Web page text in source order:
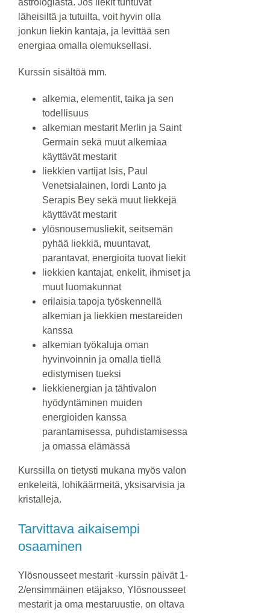
astrologiasta. Jos liekit tuntuvat
läheisiltä ja tutuilta, voit hyvin olla
jonkun liekin kantaja, ja levittää sen
energiaa omalla olemuksellasi.
Kurssin sisältöä mm.
alkemia, elementit, taika ja sen
todellisuus
alkemian mestarit Merlin ja Saint
Germain sekä muut alkemiaa
käyttävät mestarit
liekkien vartijat Isis, Paul
Venetsialainen, lordi Lanto ja
Serapis Bey sekä muut liekkejä
käyttävät mestarit
ylösnousemusliekit, seitsemän
pyhää liekkiä, muuntavat,
parantavat, energioita tuovat liekit
liekkien kantajat, enkelit, ihmiset ja
muut luomakunnat
erilaisia tapoja työskennellä
alkemian ja liekkien mestareiden
kanssa
alkemian työkaluja oman
hyvinvoinnin ja omalla tiellä
edistymisen tueksi
liekkienergian ja tähtivalon
hyödyntäminen muiden
energioiden kanssa
parantamisessa, puhdistamisessa
ja omassa elämässä
Kurssilla on tietysti mukana myös valon
enkeleitä, lohikäärmeitä, yksisarvisia ja
kristalleja.
Tarvittava aikaisempi
osaaminen
Ylösnousseet mestarit -kurssin päivät 1-
2/ensimmäinen etäjakso, Ylösnousseet
mestarit ja oma mestaruustie, on oltava